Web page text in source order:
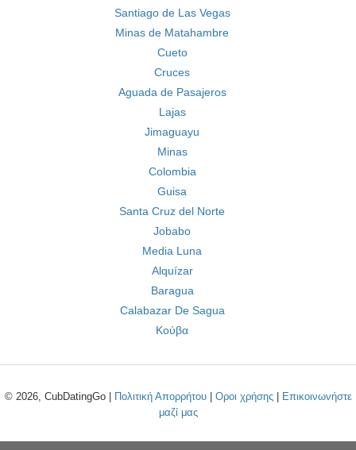
Santiago de Las Vegas
Minas de Matahambre
Cueto
Cruces
Aguada de Pasajeros
Lajas
Jimaguayu
Minas
Colombia
Guisa
Santa Cruz del Norte
Jobabo
Media Luna
Alquízar
Baragua
Calabazar De Sagua
Κούβα
© 2026, CubDatingGo | Πολιτική Απορρήτου| Οροι χρήσης|
Επικοινωνήστε
μαζί μας